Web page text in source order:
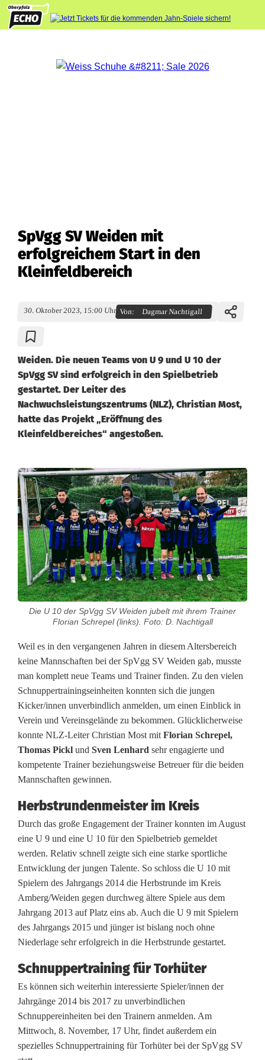
SpVgg SV Weiden mit
erfolgreichem Start in den
Kleinfeldbereich
30. Oktober 2023, 15:00 Uhr Von: Dagmar Nachtigall
Weiden. Die neuen Teams von U 9 und U 10 der
SpVgg SV sind erfolgreich in den Spielbetrieb
gestartet. Der Leiter des
Nachwuchsleistungszentrums (NLZ), Christian Most,
hatte das Projekt „Eröffnung des
Kleinfeldbereiches“ angestoßen.
S
p
V
g
g
S
e
i
d
e
n
m
t
e
r
f
o
l
g
r
e
i
c
Die U 10 der SpVgg SV Weiden jubelt mit ihrem Trainer
Florian Schrepel (links). Foto: D. Nachtigall
Weil es in den vergangenen Jahren in diesem Altersbereich
keine Mannschaften bei der SpVgg SV Weiden gab, musste
man komplett neue Teams und Trainer finden. Zu den vielen
Schnuppertrainingseinheiten konnten sich die jungen
Kicker/innen unverbindlich anmelden, um einen Einblick in
Verein und Vereinsgelände zu bekommen. Glücklicherweise
konnte NLZ-Leiter Christian Most mit Florian Schrepel,
Thomas Pickl und Sven Lenhard sehr engagierte und
kompetente Trainer beziehungsweise Betreuer für die beiden
Mannschaften gewinnen.
Herbstrundenmeister im Kreis
Durch das große Engagement der Trainer konnten im August
eine U 9 und eine U 10 für den Spielbetrieb gemeldet
werden. Relativ schnell zeigte sich eine starke sportliche
Entwicklung der jungen Talente. So schloss die U 10 mit
Spielern des Jahrgangs 2014 die Herbstrunde im Kreis
Amberg/Weiden gegen durchweg ältere Spiele aus dem
Jahrgang 2013 auf Platz eins ab. Auch die U 9 mit Spielern
des Jahrgangs 2015 und jünger ist bislang noch ohne
Niederlage sehr erfolgreich in die Herbstrunde gestartet.
Schnuppertraining für Torhüter
Es können sich weiterhin interessierte Spieler/innen der
Jahrgänge 2014 bis 2017 zu unverbindlichen
Schnuppereinheiten bei den Trainern anmelden. Am
Mittwoch, 8. November, 17 Uhr, findet außerdem ein
spezielles Schnuppertraining für Torhüter bei der SpVgg SV